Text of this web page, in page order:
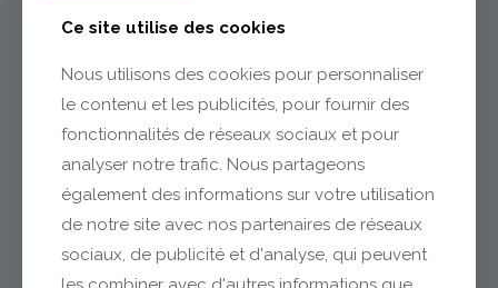
DÉCOUVREZ
NOTRE CATALOGUE
SOLS ET MURS
Ce site utilise des cookies
Nous utilisons des cookies pour personnaliser
le contenu et les publicités, pour fournir des
fonctionnalités de réseaux sociaux et pour
analyser notre trafic. Nous partageons
également des informations sur votre utilisation
de notre site avec nos partenaires de réseaux
sociaux, de publicité et d'analyse, qui peuvent
les combiner avec d'autres informations que